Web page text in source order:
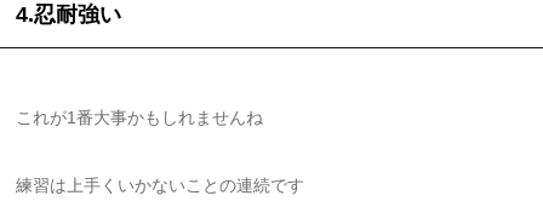
4.忍耐強い
これが1番大事かもしれませんね
練習は上手くいかないことの連続です